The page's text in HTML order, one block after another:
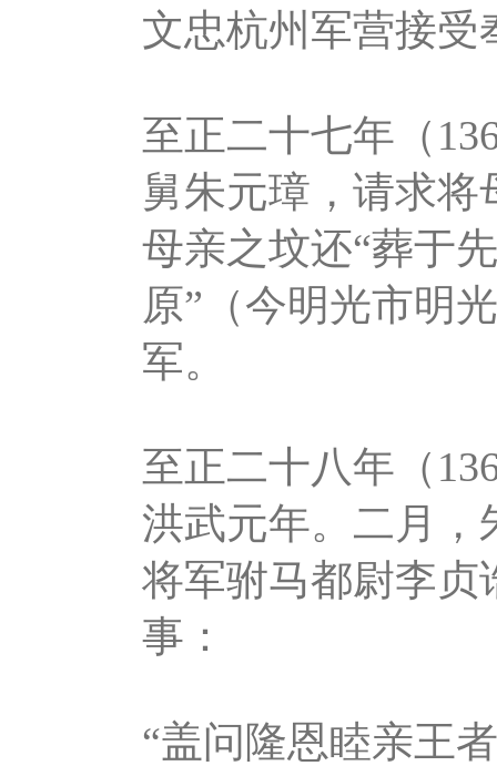
文忠杭州军营接受
至正二十七年（
舅朱元璋，请求将
母亲之坟还“葬于
原”（今明光市明
军。
至正二十八年（
洪武元年。二月，
将军驸马都尉李贞
事：
“盖问隆恩睦亲王